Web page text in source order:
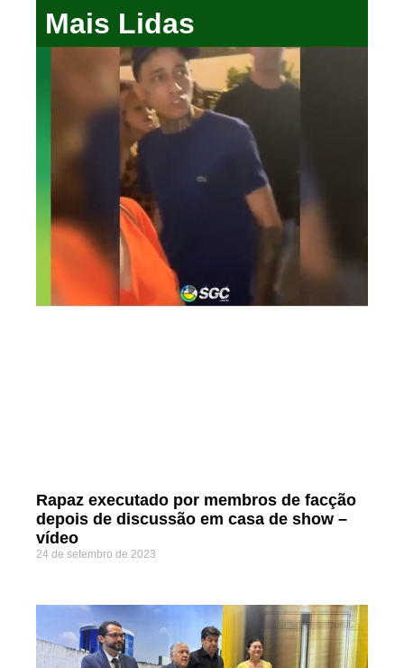
Mais Lidas
Rapaz executado por membros de facção
depois de discussão em casa de show –
vídeo
24 de setembro de 2023